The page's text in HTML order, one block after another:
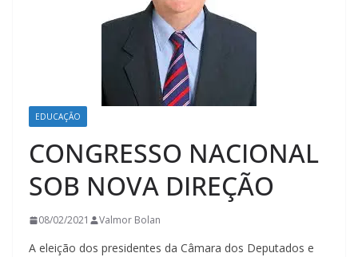
EDUCAÇÃO
CONGRESSO NACIONAL
SOB NOVA DIREÇÃO
08/02/2021 Valmor Bolan
A eleição dos presidentes da Câmara dos Deputados e